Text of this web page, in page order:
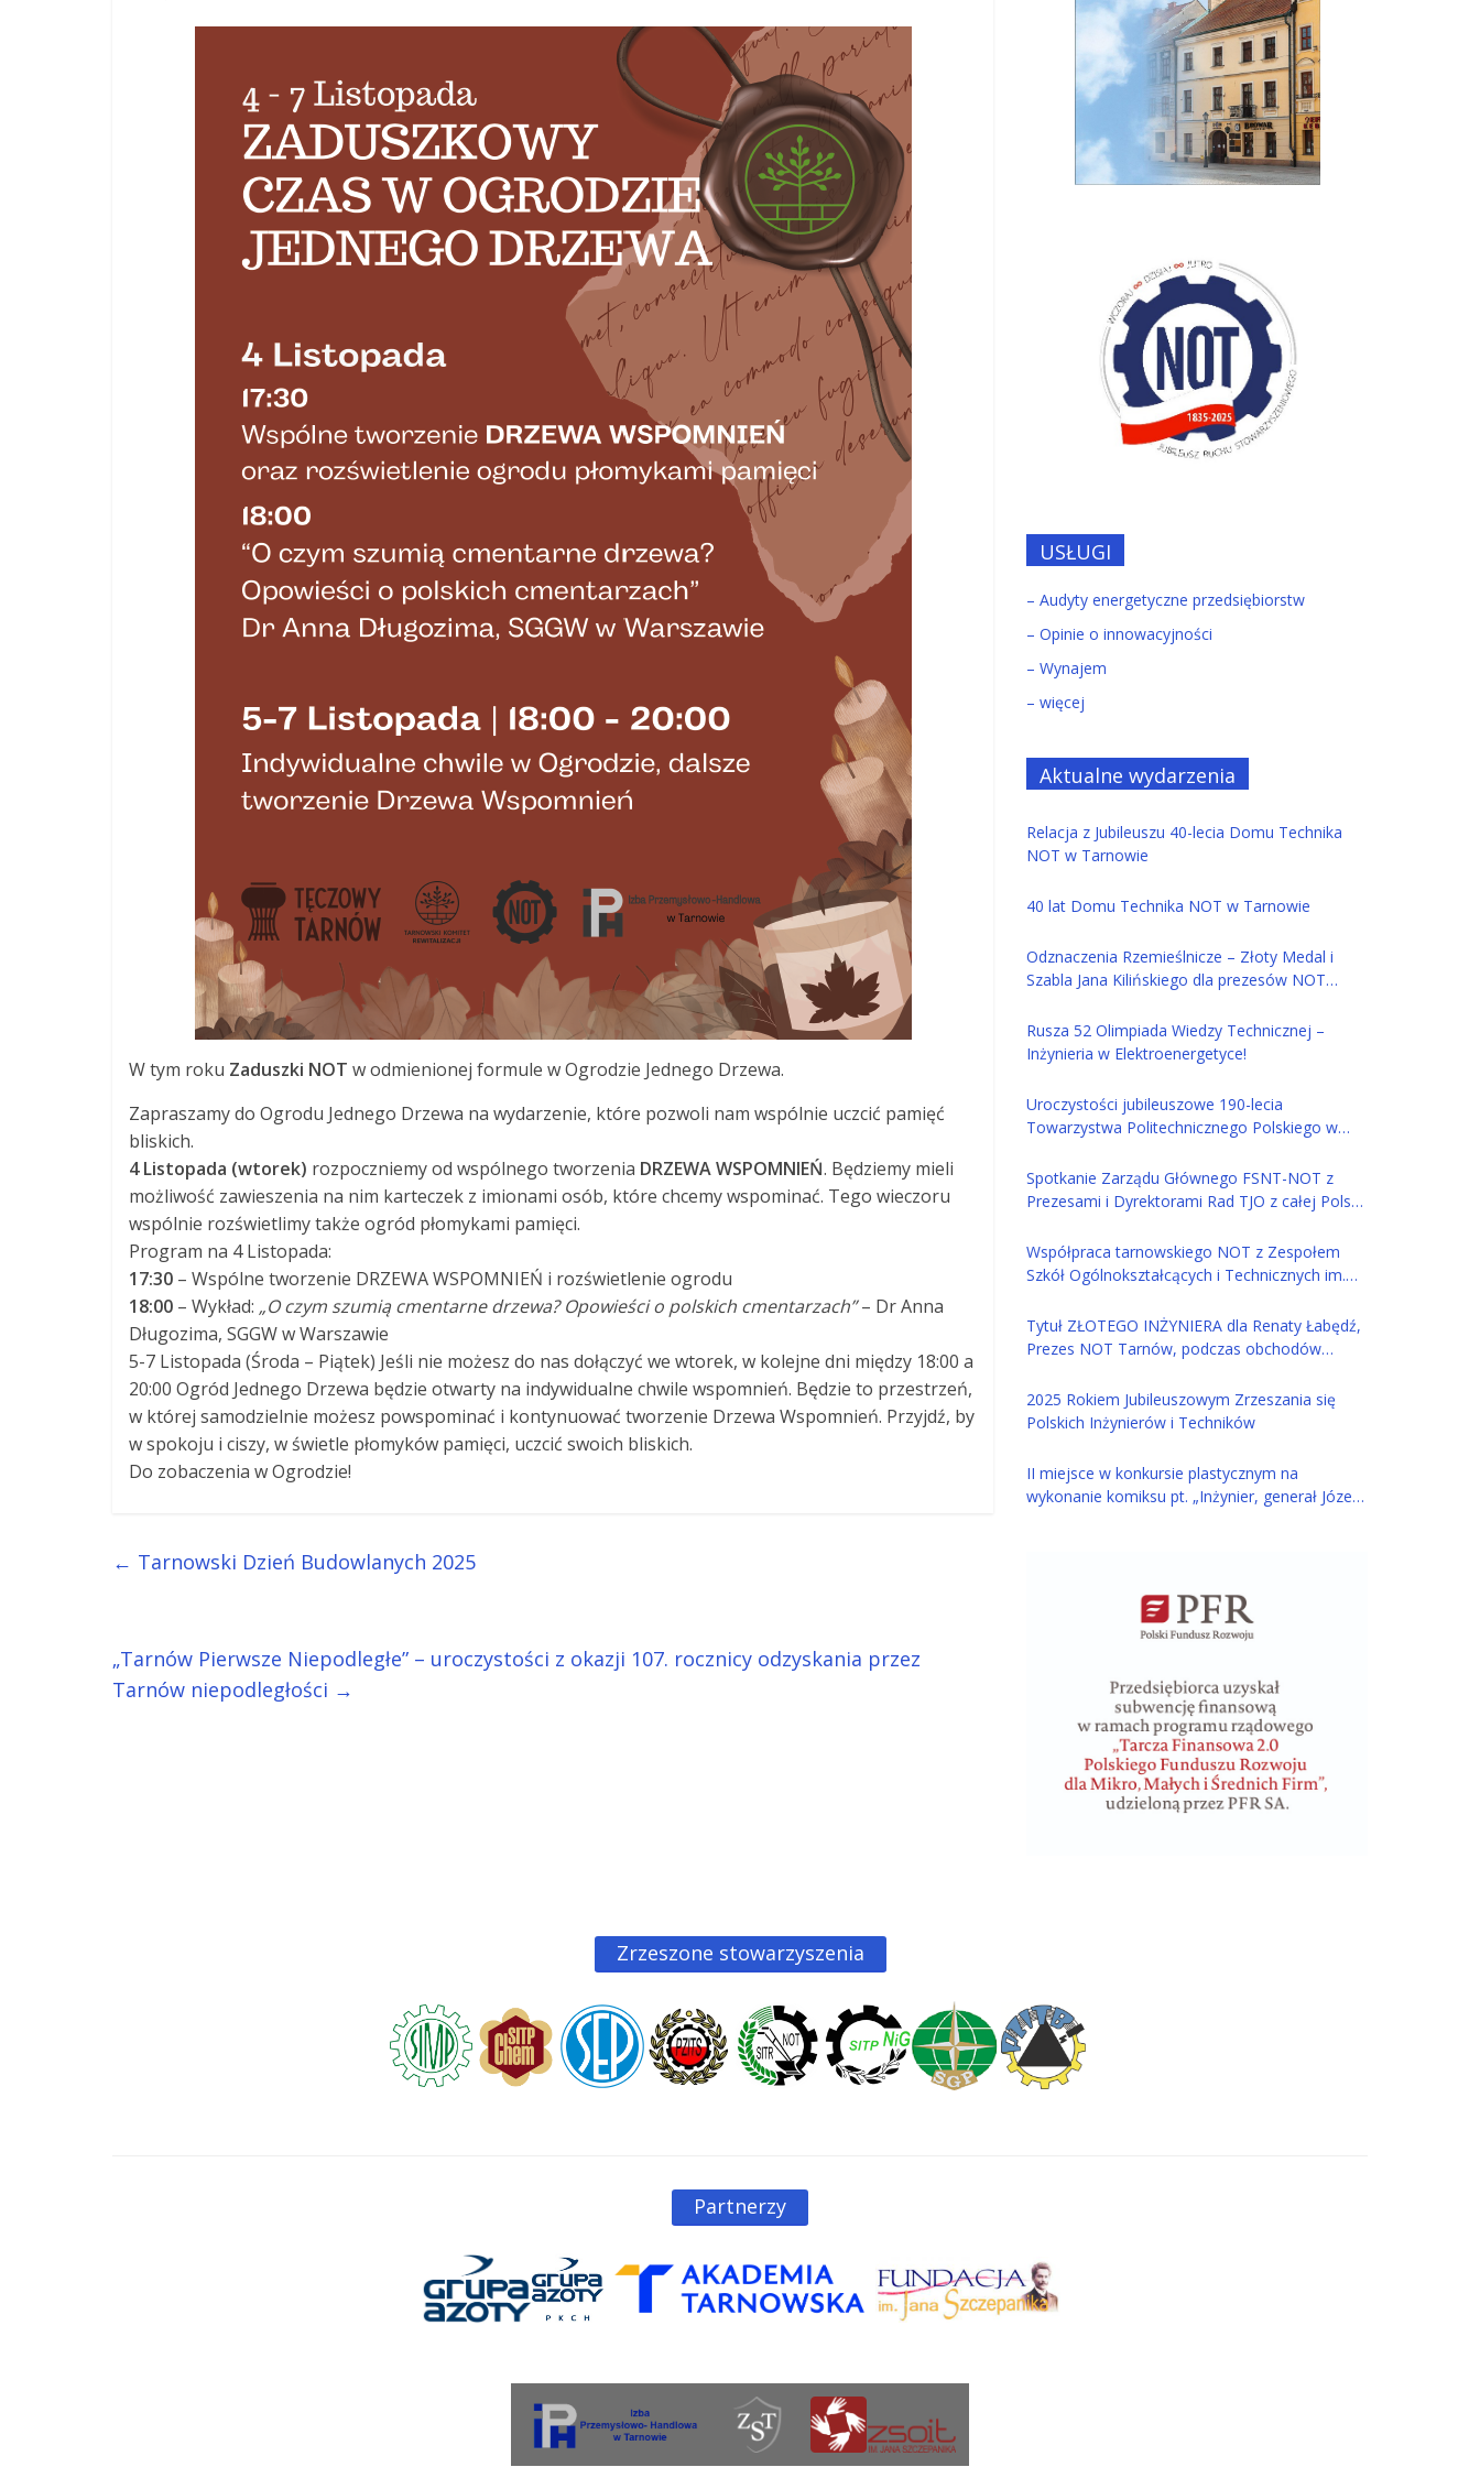
W tym roku Zaduszki NOT w odmienionej formule w Ogrodzie Jednego Drzewa.
Zapraszamy do Ogrodu Jednego Drzewa na wydarzenie, które pozwoli nam wspólnie uczcić pamięć
bliskich.
4 Listopada (wtorek) rozpoczniemy od wspólnego tworzenia DRZEWA WSPOMNIEŃ. Będziemy mieli
możliwość zawieszenia na nim karteczek z imionami osób, które chcemy wspominać. Tego wieczoru
wspólnie rozświetlimy także ogród płomykami pamięci.
Program na 4 Listopada:
17:30 – Wspólne tworzenie DRZEWA WSPOMNIEŃ i rozświetlenie ogrodu
18:00 – Wykład: „O czym szumią cmentarne drzewa? Opowieści o polskich cmentarzach”– Dr Anna
Długozima, SGGW w Warszawie
5-7 Listopada (Środa – Piątek) Jeśli nie możesz do nas dołączyć we wtorek, w kolejne dni między 18:00 a
20:00 Ogród Jednego Drzewa będzie otwarty na indywidualne chwile wspomnień. Będzie to przestrzeń,
w której samodzielnie możesz powspominać i kontynuować tworzenie Drzewa Wspomnień. Przyjdź, by
w spokoju i ciszy, w świetle płomyków pamięci, uczcić swoich bliskich.
Do zobaczenia w Ogrodzie!
← Tarnowski Dzień Budowlanych 2025
„Tarnów Pierwsze Niepodległe” – uroczystości z okazji 107. rocznicy odzyskania przez
Tarnów niepodległości →
USŁUGI
– Audyty energetyczne przedsiębiorstw
– Opinie o innowacyjności
– Wynajem
– więcej
Aktualne wydarzenia
Relacja z Jubileuszu 40-lecia Domu Technika
NOT w Tarnowie
40 lat Domu Technika NOT w Tarnowie
Odznaczenia Rzemieślnicze – Złoty Medal i
Szabla Jana Kilińskiego dla prezesów NOT
Rusza 52 Olimpiada Wiedzy Technicznej –
Inżynieria w Elektroenergetyce!
Uroczystości jubileuszowe 190-lecia
Towarzystwa Politechnicznego Polskiego w
Spotkanie Zarządu Głównego FSNT-NOT z
Prezesami i Dyrektorami Rad TJO z całej Polski
Współpraca tarnowskiego NOT z Zespołem
Szkół Ogólnokształcących i Technicznych im.
Tytuł ZŁOTEGO INŻYNIERA dla Renaty Łabędź,
Prezes NOT Tarnów, podczas obchodów
2025 Rokiem Jubileuszowym Zrzeszania się
Polskich Inżynierów i Techników
II miejsce w konkursie plastycznym na
wykonanie komiksu pt. „Inżynier, generał Józef
Zrzeszone stowarzyszenia
Partnerzy